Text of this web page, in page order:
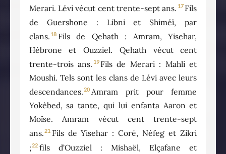
Merari. Lévi vécut cent trente-sept ans. 17 Fils
de Guershone : Libni et Shiméï, par
clans. 18 Fils de Qehath : Amram, Yisehar,
Hébrone et Ouzziel. Qehath vécut cent
trente-trois ans. 19 Fils de Merari : Mahli et
Moushi. Tels sont les clans de Lévi avec leurs
descendances.20 Amram prit pour femme
Yokèbed, sa tante, qui lui enfanta Aaron et
Moïse. Amram vécut cent trente-sept
ans.21 Fils de Yisehar : Coré, Néfeg et Zikri
;22 fils d’Ouzziel : Mishaël, Elçafane et